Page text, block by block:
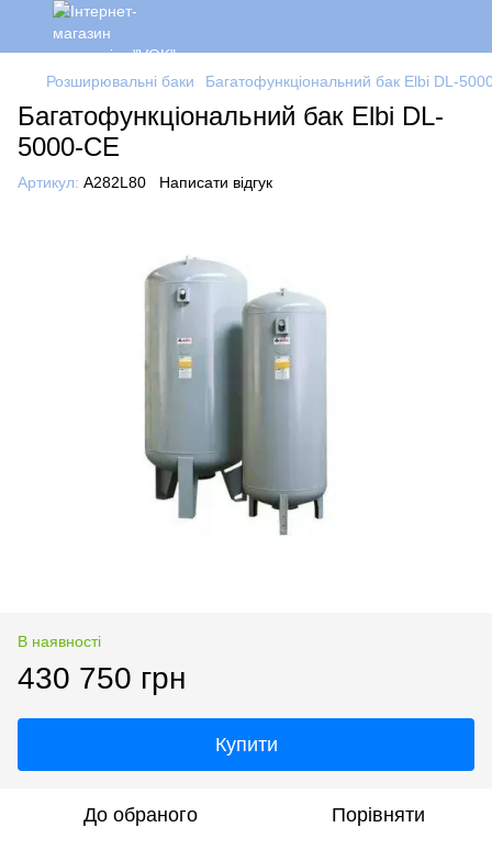
Розширювальні баки Багатофункціональний бак Elbi DL-
Багатофункціональний бак Elbi DL-
5000-CE
Артикул: A282L80 Написати відгук
В наявності
430 750 грн
Купити
До обраного Порівняти